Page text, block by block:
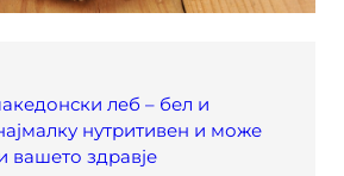
леб – бел и
нутритивен и може
вашето здравје